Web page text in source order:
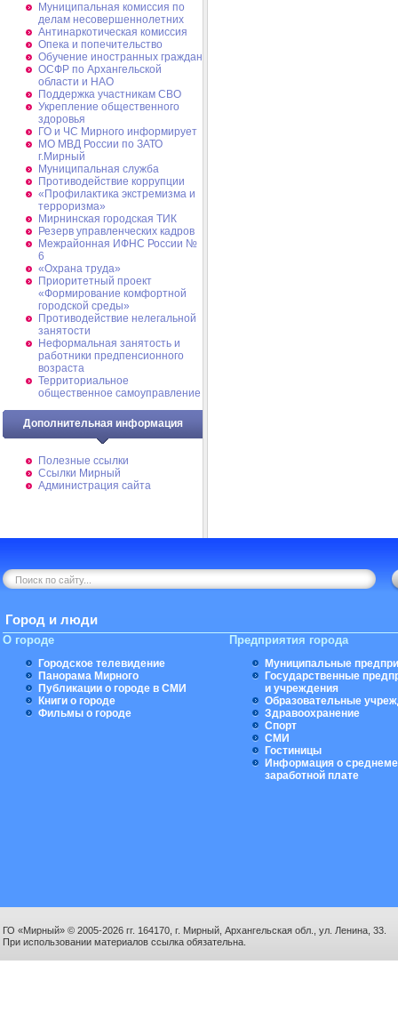
Муниципальная комиссия по
делам несовершеннолетних
Антинаркотическая комиссия
Опека и попечительство
Обучение иностранных граждан
ОСФР по Архангельской
области и НАО
Поддержка участникам СВО
Укрепление общественного
здоровья
ГО и ЧС Мирного информирует
МО МВД России по ЗАТО
г.Мирный
Муниципальная cлужба
Противодействие коррупции
«Профилактика экстремизма и
терроризма»
Мирнинская городская ТИК
Резерв управленческих кадров
Межрайонная ИФНС России №
6
«Охрана труда»
Приоритетный проект
«Формирование комфортной
городской среды»
Противодействие нелегальной
занятости
Неформальная занятость и
работники предпенсионного
возраста
Территориальное
общественное самоуправление
Дополнительная информация
Полезные ссылки
Ссылки Мирный
Администрация сайта
Город и люди
О городе
Городское телевидение
Панорама Мирного
Публикации о городе в СМИ
Книги о городе
Фильмы о городе
Предприятия города
Муниципальные
Государственные
и учреждения
Образовательные
Здравоохранение
Спорт
СМИ
Гостиницы
Информация о
заработной плате
ГО «Мирный» © 2005-2026 гг. 164170, г. Мирный, Архангельская обл., ул. Ленина, 33.
При использовании материалов ссылка обязательна.